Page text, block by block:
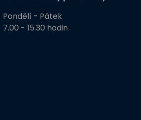
Pondělí - Pátek
7.00 - 15.30 hodin